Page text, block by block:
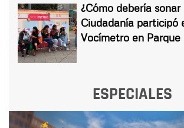
¿Cómo debería
Ciudadanía participó
Vocímetro en Parque
ESPECIALES